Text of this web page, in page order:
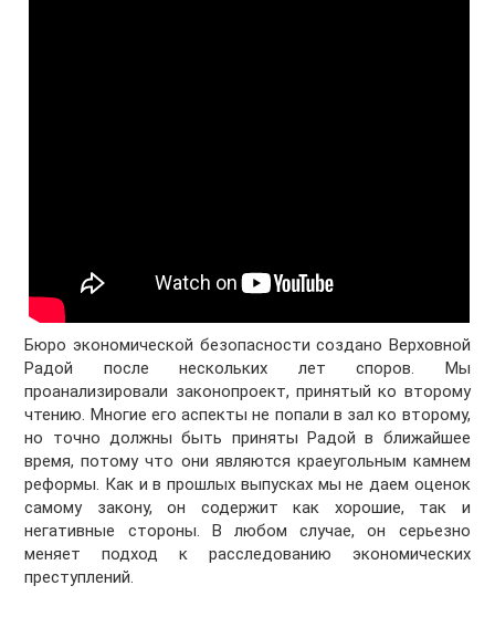
Бюро экономической безопасности создано Верховной
Радой после нескольких лет споров. Мы
проанализировали законопроект, принятый ко второму
чтению. Многие его аспекты не попали в зал ко второму,
но точно должны быть приняты Радой в ближайшее
время, потому что они являются краеугольным камнем
реформы. Как и в прошлых выпусках мы не даем оценок
самому закону, он содержит как хорошие, так и
негативные стороны. В любом случае, он серьезно
меняет подход к расследованию экономических
преступлений.